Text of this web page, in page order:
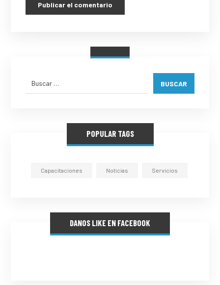
Publicar el comentario
BUSCAR
POPULAR TAGS
Capacitaciones Noticias Servicios
DANOS LIKE EN FACEBOOK